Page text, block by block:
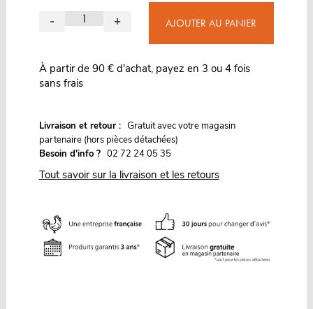
- + AJOUTER AU PANIER
À partir de 90 € d'achat, payez en 3 ou 4 fois
sans frais
Livraison et retour : Gratuit avec votre magasin
partenaire (hors pièces détachées)
Besoin d'info ? 02 72 24 05 35
Tout savoir sur la livraison et les retours